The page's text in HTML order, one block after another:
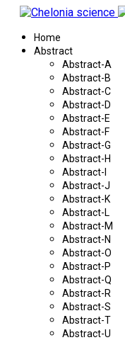
Home
Abstract
Abstract-A
Abstract-B
Abstract-C
Abstract-D
Abstract-E
Abstract-F
Abstract-G
Abstract-H
Abstract-I
Abstract-J
Abstract-K
Abstract-L
Abstract-M
Abstract-N
Abstract-O
Abstract-P
Abstract-Q
Abstract-R
Abstract-S
Abstract-T
Abstract-U